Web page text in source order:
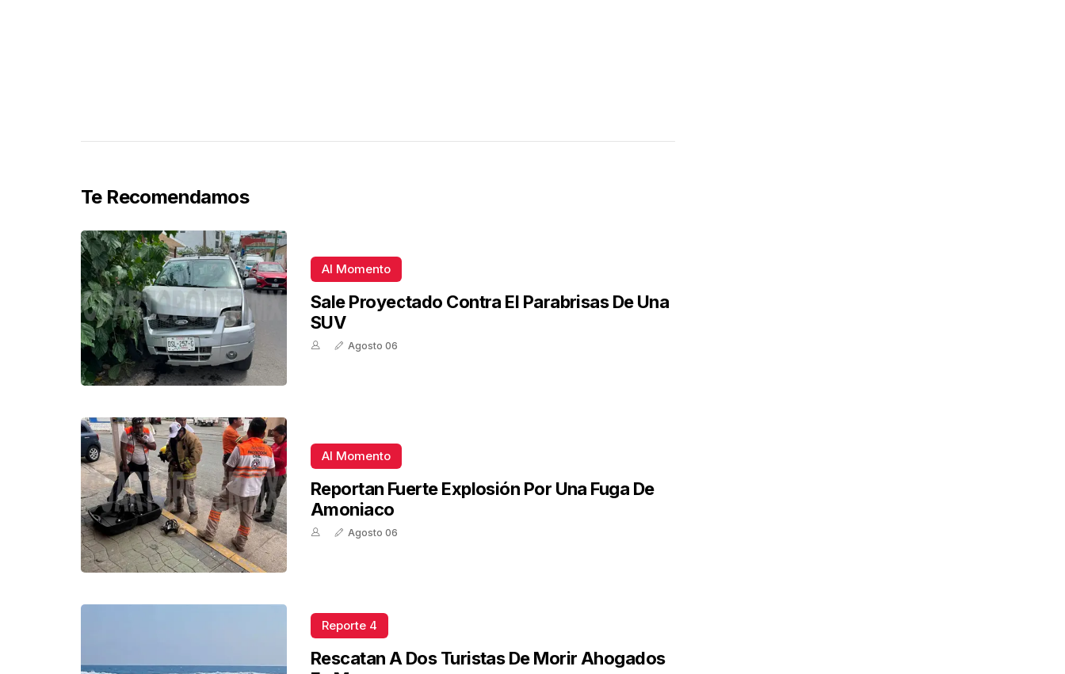
Te Recomendamos
Al Momento
Sale Proyectado Contra El Parabrisas De Una
SUV
Agosto 06
Al Momento
Reportan Fuerte Explosión Por Una Fuga De
Amoniaco
Agosto 06
Reporte 4
Rescatan A Dos Turistas De Morir Ahogados